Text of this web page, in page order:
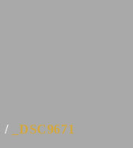
_DSC9671